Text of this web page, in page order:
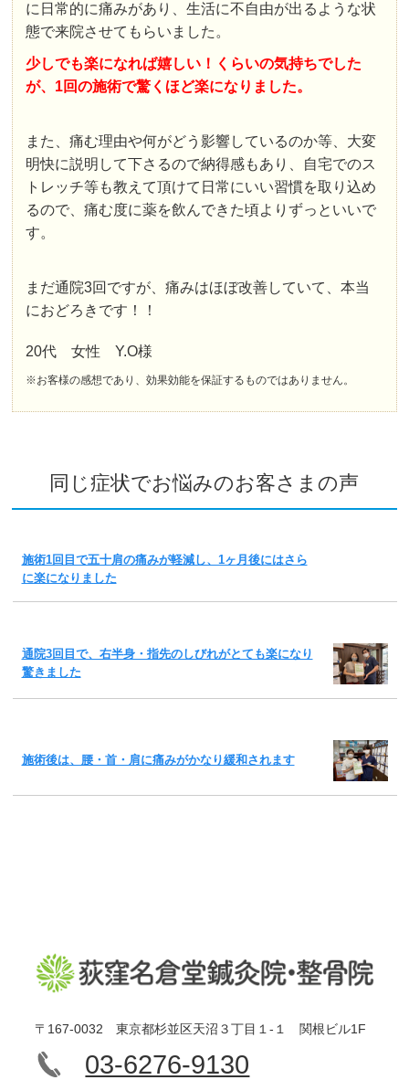
に日常的に痛みがあり、生活に不自由が出るような状
態で来院させてもらいました。
少しでも楽になれば嬉しい！くらいの気持ちでした
が、1回の施術で驚くほど楽になりました。
また、痛む理由や何がどう影響しているのか等、大変
明快に説明して下さるので納得感もあり、自宅でのス
トレッチ等も教えて頂けて日常にいい習慣を取り込め
るので、痛む度に薬を飲んできた頃よりずっといいで
す。
まだ通院3回ですが、痛みはほぼ改善していて、本当
におどろきです！！
20代 女性 Y.O様
※お客様の感想であり、効果効能を保証するものではありません。
同じ症状でお悩みのお客さまの声
施術1回目で五十肩の痛みが軽減し、1ヶ月後にはさら
に楽になりました
通院3回目で、右半身・指先のしびれがとても楽になり
驚きました
施術後は、腰・首・肩に痛みがかなり緩和されます
〒167-0032 東京都杉並区天沼３丁目１-１ 関根ビル1F
03-6276-9130